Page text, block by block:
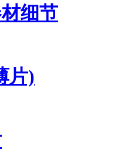
细节
片)